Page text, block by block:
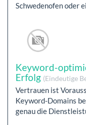
Schwedenofen oder
Keyword-
Erfolg (Eindeutige
Vertrauen ist
Keyword-Domains
genau die